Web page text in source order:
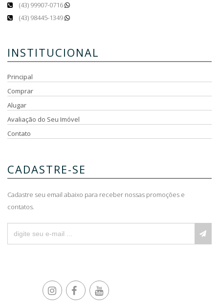
(43) 99907-0716
(43) 98445-1349
INSTITUCIONAL
Principal
Comprar
Alugar
Avaliação do Seu Imóvel
Contato
CADASTRE-SE
Cadastre seu email abaixo para receber nossas promoções e
contatos.